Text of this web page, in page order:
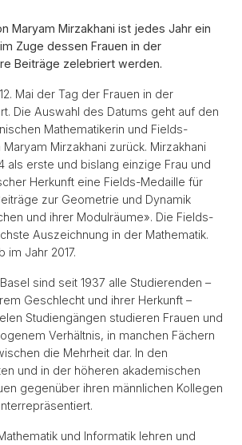
Maryam Mirzakhani ist jedes Jahr ein
Zuge dessen Frauen in der
Beiträge zelebriert werden.
Mai der Tag der Frauen in der
Die Auswahl des Datums geht auf den
Mathematikerin und Fields-
Mirzakhani zurück. Mirzakhani
als erste und bislang einzige Frau und
Herkunft eine Fields-Medaille für
zur Geometrie und Dynamik
und ihrer Modulräume». Die Fields-
Auszeichnung in der Mathematik.
im Jahr 2017.
sind seit 1937 alle Studierenden –
Geschlecht und ihrer Herkunft –
Studiengängen studieren Frauen und
Verhältnis, in manchen Fächern
die Mehrheit dar. In den
und in der höheren akademischen
gegenüber ihren männlichen Kollegen
und Informatik lehren und